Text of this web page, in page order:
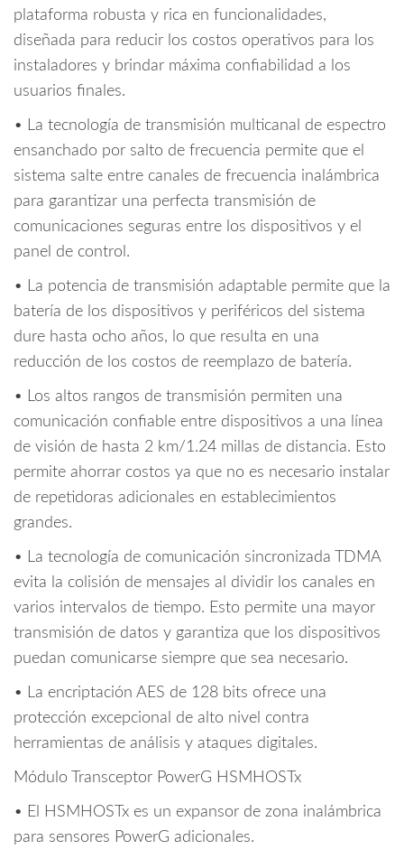
PRO
cantidad
plataforma robusta y rica en funcionalidades,
diseñada para reducir los costos operativos para los
instaladores y brindar máxima confiabilidad a los
usuarios finales.
• La tecnología de transmisión multicanal de espectro
ensanchado por salto de frecuencia permite que el
sistema salte entre canales de frecuencia inalámbrica
para garantizar una perfecta transmisión de
comunicaciones seguras entre los dispositivos y el
panel de control.
• La potencia de transmisión adaptable permite que la
batería de los dispositivos y periféricos del sistema
dure hasta ocho años, lo que resulta en una
reducción de los costos de reemplazo de batería.
• Los altos rangos de transmisión permiten una
comunicación confiable entre dispositivos a una línea
de visión de hasta 2 km/1.24 millas de distancia. Esto
permite ahorrar costos ya que no es necesario instalar
de repetidoras adicionales en establecimientos
grandes.
• La tecnología de comunicación sincronizada TDMA
evita la colisión de mensajes al dividir los canales en
varios intervalos de tiempo. Esto permite una mayor
transmisión de datos y garantiza que los dispositivos
puedan comunicarse siempre que sea necesario.
• La encriptación AES de 128 bits ofrece una
protección excepcional de alto nivel contra
herramientas de análisis y ataques digitales.
Módulo Transceptor PowerG HSMHOSTx
• El HSMHOSTx es un expansor de zona inalámbrica
para sensores PowerG adicionales.